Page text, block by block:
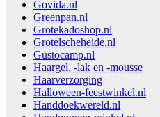
Govida.nl
Greenpan.nl
Grotekadoshop.nl
Grotelscheheide.nl
Gustocamp.nl
Haargel, -lak en -mousse
Haarverzorging
Halloween-feestwinkel.nl
Handdoekwereld.nl